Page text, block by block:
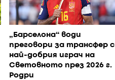
„Барселона“ води
преговори за трансфер с
най-добрия играч на
Световното през 2026 г.
Родри